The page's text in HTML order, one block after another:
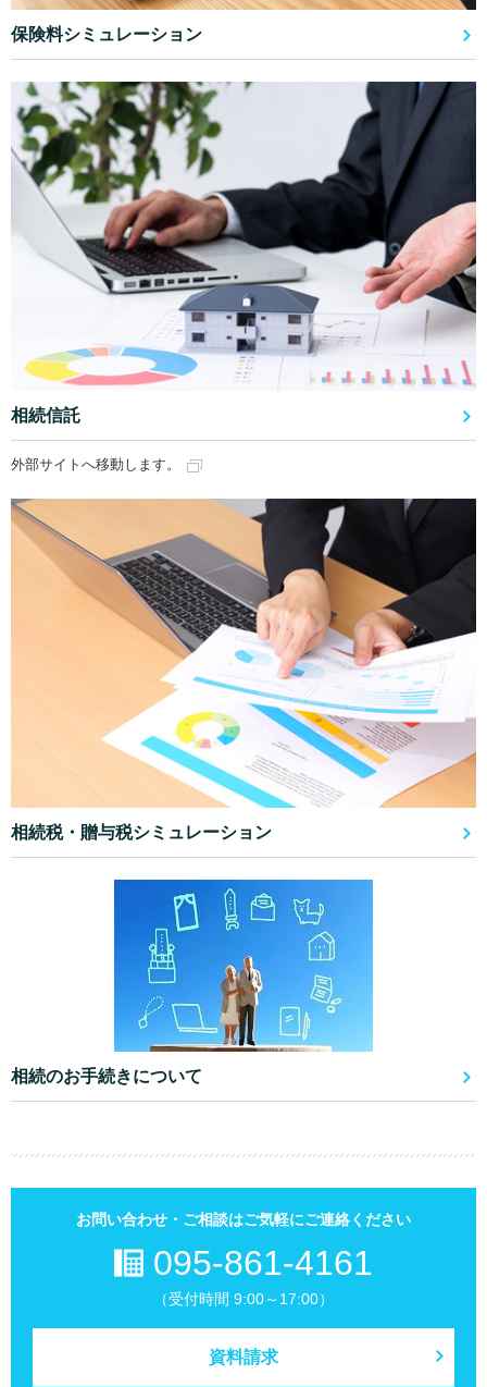
保険料シミュレーション
相続信託
外部サイトへ移動します。
相続税・贈与税シミュレーション
相続のお手続きについて
お問い合わせ・ご相談はご気軽にご連絡ください
095-861-4161
（受付時間 9:00～17:00）
資料請求